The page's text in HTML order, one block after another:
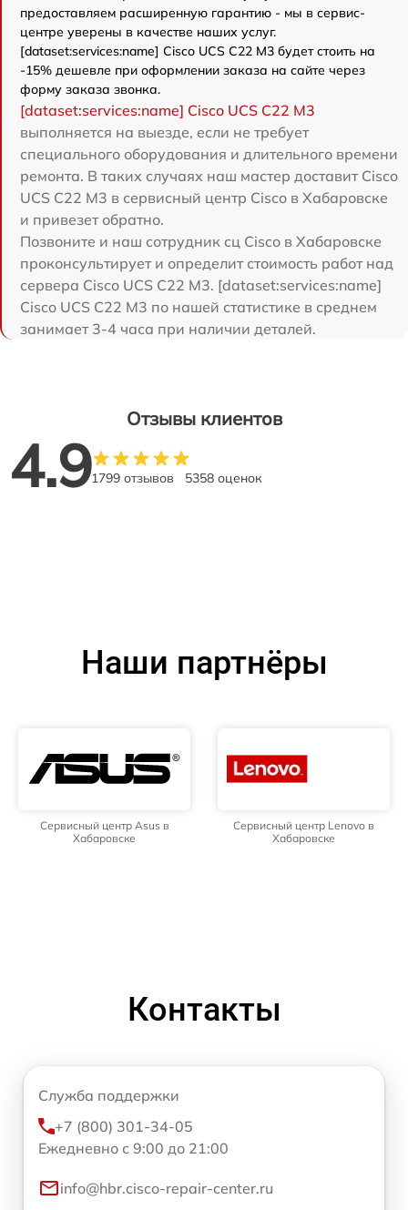
предоставляем расширенную гарантию - мы в сервис-
центре уверены в качестве наших услуг.
[dataset:services:name] Cisco UCS C22 M3 будет стоить на
-15% дешевле при оформлении заказа на сайте через
форму заказа звонка.
[dataset:services:name] Cisco UCS C22 M3
выполняется на выезде, если не требует
специального оборудования и длительного времени
ремонта. В таких случаях наш мастер доставит Cisco
UCS C22 M3 в сервисный центр Cisco в Хабаровске
и привезет обратно.
Позвоните и наш сотрудник сц Cisco в Хабаровске
проконсультирует и определит стоимость работ над
сервера Cisco UCS C22 M3. [dataset:services:name]
Cisco UCS C22 M3 по нашей статистике в среднем
занимает 3-4 часа при наличии деталей.
Отзывы клиентов
4.91799 отзывов 5358 оценок
Наши партнёры
Сервисный центр Asus в
Хабаровске
Сервисный центр Lenovo в
Хабаровске
Контакты
Служба поддержки
+7 (800) 301-34-05
Ежедневно с 9:00 до 21:00
info@hbr.cisco-repair-center.ru